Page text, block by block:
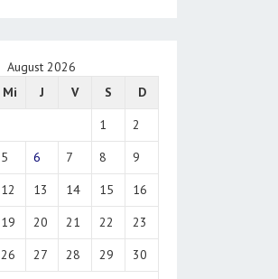
August 2026
Mi J V S
D
1
2
5 6 7 8
9
12 13 14 15
16
19 20 21 22
23
26 27 28 29
30